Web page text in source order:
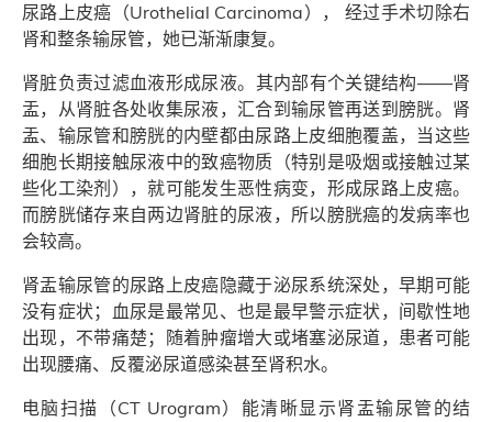
尿路上皮癌（Urothelial Carcinoma）， 经过手术切除右
肾和整条输尿管，她已渐渐康复。
肾脏负责过滤血液形成尿液。其内部有个关键结构――肾
盂，从肾脏各处收集尿液，汇合到输尿管再送到膀胱。肾
盂、输尿管和膀胱的内壁都由尿路上皮细胞覆盖，当这些
细胞长期接触尿液中的致癌物质（特别是吸烟或接触过某
些化工染剂），就可能发生恶性病变，形成尿路上皮癌。
而膀胱储存来自两边肾脏的尿液，所以膀胱癌的发病率也
会较高。
肾盂输尿管的尿路上皮癌隐藏于泌尿系统深处，早期可能
没有症状；血尿是最常见、也是最早警示症状，间歇性地
出现，不带痛楚；随着肿瘤增大或堵塞泌尿道，患者可能
出现腰痛、反覆泌尿道感染甚至肾积水。
电脑扫描（CT Urogram）能清晰显示肾盂输尿管的结